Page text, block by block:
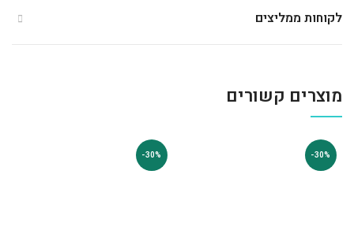
לקוחות ממליצים
מוצרים קשורים
-30%
-30%